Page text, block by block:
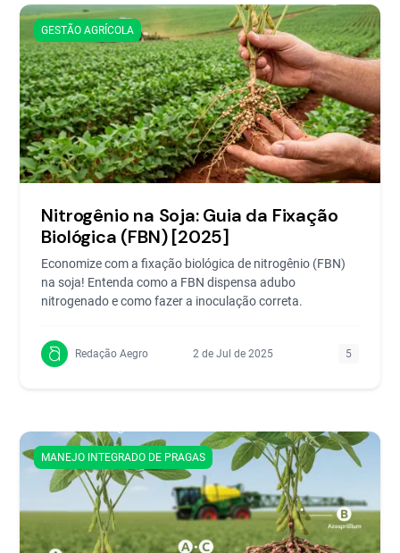
GESTÃO AGRÍCOLA
Nitrogênio na Soja: Guia da Fixação
Biológica (FBN) [2025]
Economize com a fixação biológica de nitrogênio (FBN)
na soja! Entenda como a FBN dispensa adubo
nitrogenado e como fazer a inoculação correta.
Redação Aegro 2 de Jul de 2025 5
MANEJO INTEGRADO DE PRAGAS